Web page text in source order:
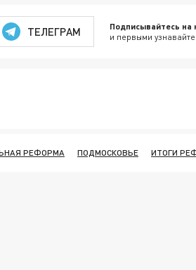
ТЕЛЕГРАМ Подписывайтесь на
и первыми
РЕФОРМА ПОДМОСКОВЬЕ ИТОГИ